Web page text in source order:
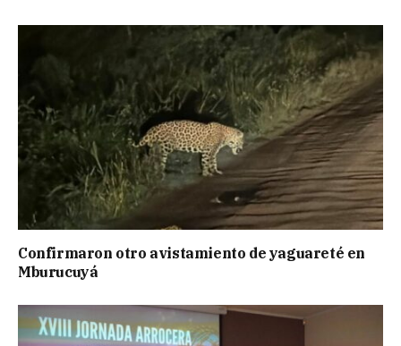
Confirmaron otro avistamiento de yaguareté en
Mburucuyá